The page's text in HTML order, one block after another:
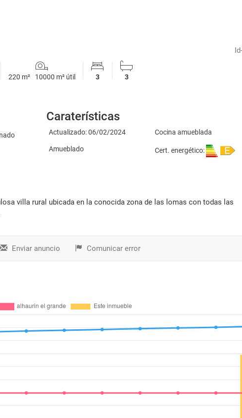
220 m² 10000 m² útil 3 3
Caraterísticas
Actualizado: 06/02/2024 Cocina amueblada
Amueblado Cert. energético:
Enviar anuncio Comunicar error